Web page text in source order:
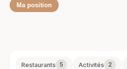
Ma position
Restaurants 5 Activités 2